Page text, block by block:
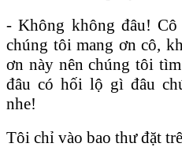
- Không không đâu!
chúng tôi mang ơn cô,
ơn này nên chúng tôi
đâu có hối lộ gì đâu
nhe!
Tôi chỉ vào bao thư đặt